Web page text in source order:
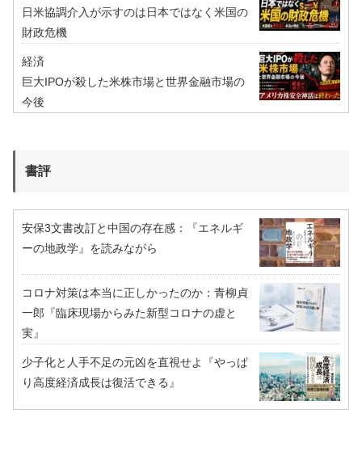
日米協調介入が示すのは日本ではなく米国の
財政危機
経済
巨大IPOが殺した米株市場と世界金融市場の
今後
書評
安保3文書改訂と中国の存在感：『エネルギ
ーの地政学』を読みながら
コロナ対策は本当に正しかったのか：青柳貞
一郎『臨床現場からみた新型コロナの虚と
実』
少子化と人手不足の元凶を直視せよ『やっぱ
り高度経済成長は復活できる』